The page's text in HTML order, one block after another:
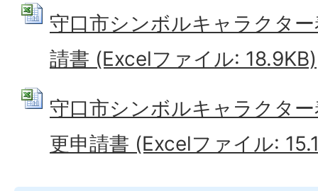
守口市シンボルキャラクタ
請書 (Excelファイル: 18.9KB)
守口市シンボルキャラクタ
更申請書 (Excelファイル: